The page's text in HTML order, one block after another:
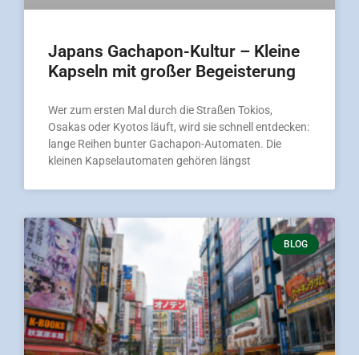
Japans Gachapon-Kultur – Kleine
Kapseln mit großer Begeisterung
Wer zum ersten Mal durch die Straßen Tokios,
Osakas oder Kyotos läuft, wird sie schnell entdecken:
lange Reihen bunter Gachapon-Automaten. Die
kleinen Kapselautomaten gehören längst
BLOG